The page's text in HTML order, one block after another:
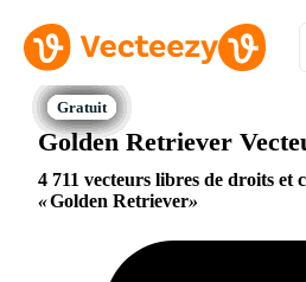
Golden Retriever
4 711 vecteurs libres de droits et
Golden Retriever